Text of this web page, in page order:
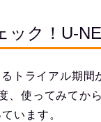
ック！U-
トライアル期
、使ってみてか
います。